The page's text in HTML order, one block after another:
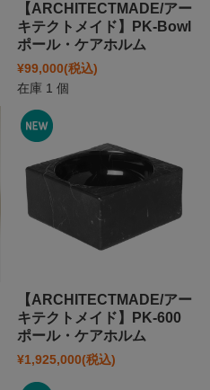
【ARCHITECTMADE/アー
キテクトメイド】PK-Bowl
ポール・ケアホルム
¥99,000(税込)
在庫 1 個
【ARCHITECTMADE/アー
キテクトメイド】PK-600
ポール・ケアホルム
¥1,925,000(税込)